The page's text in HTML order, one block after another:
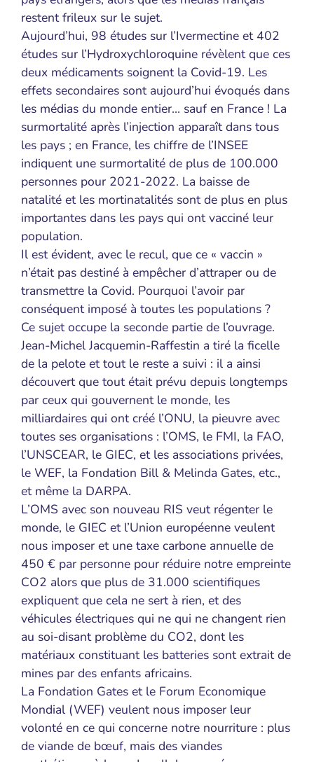
restent frileux sur le sujet.
Aujourd’hui, 98 études sur l’Ivermectine et 402
études sur l’Hydroxychloroquine révèlent que ces
deux médicaments soignent la Covid-19. Les
effets secondaires sont aujourd’hui évoqués dans
les médias du monde entier… sauf en France ! La
surmortalité après l’injection apparaît dans tous
les pays ; en France, les chiffre de l’INSEE
indiquent une surmortalité de plus de 100.000
personnes pour 2021-2022. La baisse de
natalité et les mortinatalités sont de plus en plus
importantes dans les pays qui ont vacciné leur
population.
Il est évident, avec le recul, que ce « vaccin »
n’était pas destiné à empêcher d’attraper ou de
transmettre la Covid. Pourquoi l’avoir par
conséquent imposé à toutes les populations ?
Ce sujet occupe la seconde partie de l’ouvrage.
Jean-Michel Jacquemin-Raffestin a tiré la ficelle
de la pelote et tout le reste a suivi : il a ainsi
découvert que tout était prévu depuis longtemps
par ceux qui gouvernent le monde, les
milliardaires qui ont créé l’ONU, la pieuvre avec
toutes ses organisations : l’OMS, le FMI, la FAO,
l’UNSCEAR, le GIEC, et les associations privées,
le WEF, la Fondation Bill & Melinda Gates, etc.,
et même la DARPA.
L’OMS avec son nouveau RIS veut régenter le
monde, le GIEC et l’Union européenne veulent
nous imposer et une taxe carbone annuelle de
450 € par personne pour réduire notre empreinte
CO2 alors que plus de 31.000 scientifiques
expliquent que cela ne sert à rien, et des
véhicules électriques qui ne qui ne changent rien
au soi-disant problème du CO2, dont les
matériaux constituant les batteries sont extrait de
mines par des enfants africains.
La Fondation Gates et le Forum Economique
Mondial (WEF) veulent nous imposer leur
volonté en ce qui concerne notre nourriture : plus
de viande de bœuf, mais des viandes